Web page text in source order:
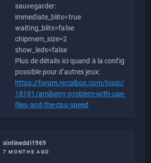
sauvegarder:
immediate_blits=true
waiting_blits=false
chipmem_size=2
show_leds=false
Plus de détails ici quand à la config
possible pour d'autres jeux:
https://forum.recalbox.com/topic/
18191/amiberry-problem-with-uae-
files-and-the-cpu-speed
sintineddi1969
7 MONTHS AGO